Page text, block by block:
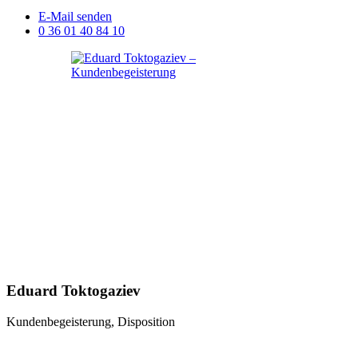
E-Mail senden
0 36 01 40 84 10
Eduard Toktogaziev
Kundenbegeisterung, Disposition